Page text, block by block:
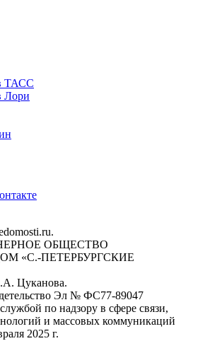
ТАСС
Лори
ОБЩЕСТВО
«С.-ПЕТЕРБУРГСКИЕ
Цуканова.
Эл № ФС77-89047
по надзору в сфере связи,
и массовых коммуникаций
2025 г.